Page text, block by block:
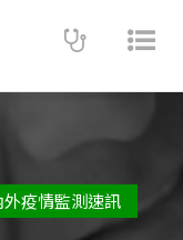
外疫情監測速訊